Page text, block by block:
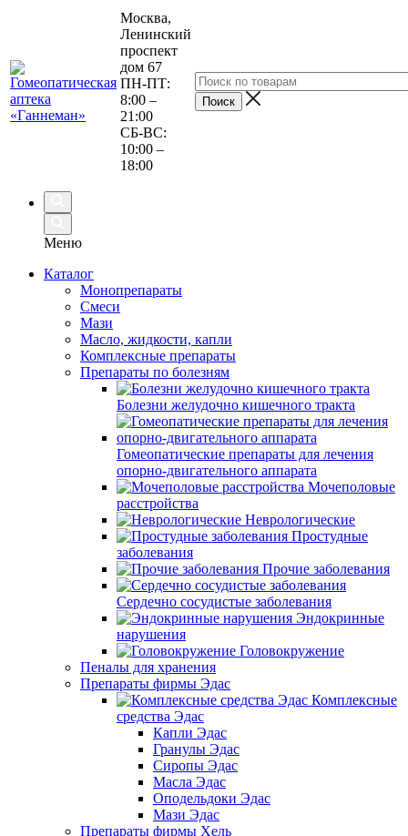
Москва,
Ленинский
проспект
дом 67
ПН-ПТ:
8:00 –
21:00
СБ-ВС:
10:00 –
18:00
Меню
Каталог
Монопрепараты
Смеси
Мази
Масло, жидкости, капли
Комплексные препараты
Препараты по болезням
Болезни желудочно кишечного тракта
Гомеопатические препараты для лечения
опорно-двигательного аппарата
Мочеполовые
расстройства
Неврологические
Простудные
заболевания
Прочие заболевания
Сердечно сосудистые заболевания
Эндокринные
нарушения
Головокружение
Пеналы для хранения
Препараты фирмы Эдас
Комплексные
средства Эдас
Капли Эдас
Гранулы Эдас
Сиропы Эдас
Масла Эдас
Оподельдоки Эдас
Мази Эдас
Препараты фирмы Хель